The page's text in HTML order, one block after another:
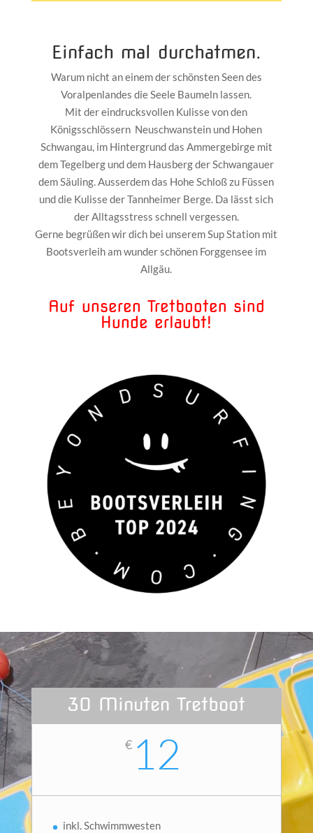
Einfach mal durchatmen.
Warum nicht an einem der schönsten Seen des
Voralpenlandes die Seele Baumeln lassen.
Mit der eindrucksvollen Kulisse von den
Königsschlössern Neuschwanstein und Hohen
Schwangau, im Hintergrund das Ammergebirge mit
dem Tegelberg und dem Hausberg der Schwangauer
dem Säuling. Ausserdem das Hohe Schloß zu Füssen
und die Kulisse der Tannheimer Berge. Da lässt sich
der Alltagsstress schnell vergessen.
Gerne begrüßen wir dich bei unserem Sup Station mit
Bootsverleih am wunder schönen Forggensee im
Allgäu.
Auf unseren Tretbooten sind
Hunde erlaubt!
30 Minuten Tretboot
€12
inkl. Schwimmwesten